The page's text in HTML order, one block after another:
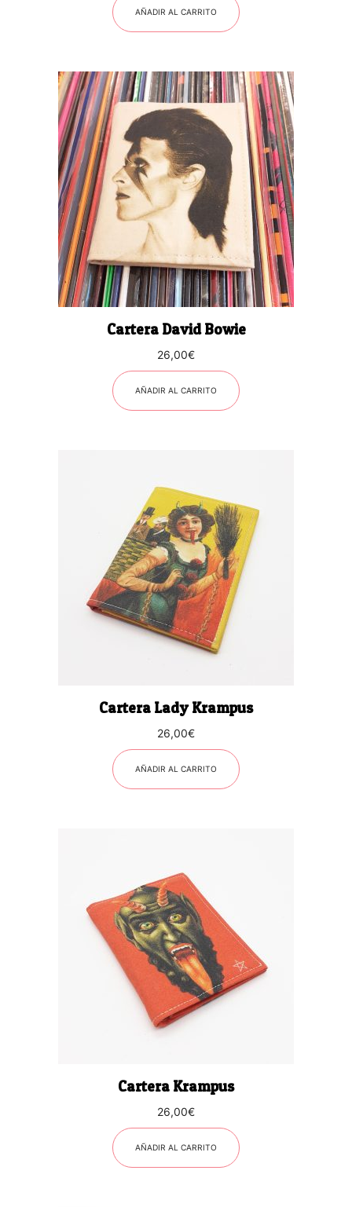
AÑADIR AL CARRITO
Cartera David Bowie
26,00€
AÑADIR AL CARRITO
Cartera Lady Krampus
26,00€
AÑADIR AL CARRITO
Cartera Krampus
26,00€
AÑADIR AL CARRITO